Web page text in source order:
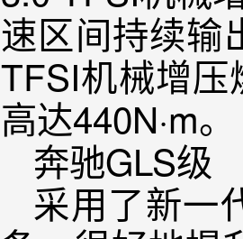
速区间持续输
TFSI机械增
高达440N·m。
奔驰GLS级
采用了新一